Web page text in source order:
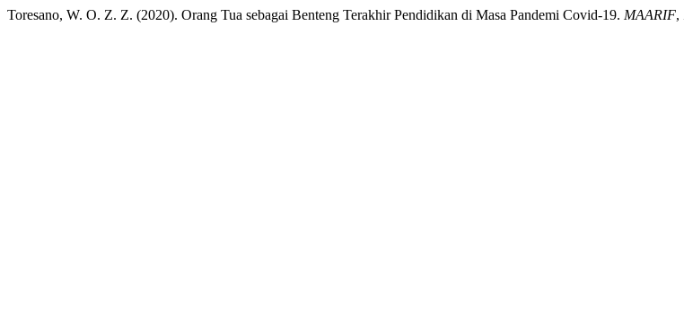
Toresano, W. O. Z. Z. (2020). Orang Tua sebagai Benteng Terakhir Pendidikan di Masa Pandemi Covid-19. MAARIF,